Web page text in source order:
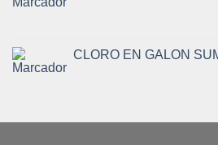
CLORO EN GALON